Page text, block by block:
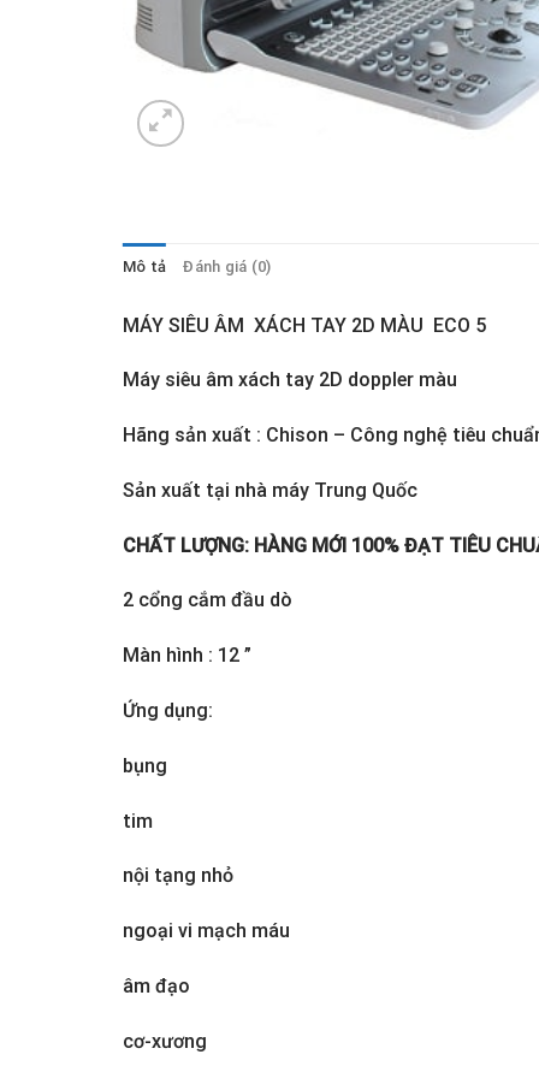
Mô tả Đánh giá (0)
MÁY SIÊU ÂM XÁCH TAY 2D MÀU ECO 5
Máy siêu âm xách tay 2D doppler màu
Hãng sản xuất : Chison – Công nghệ tiêu
Sản xuất tại nhà máy Trung Quốc
CHẤT LƯỢNG: HÀNG MỚI 100% ĐẠT TIÊU
2 cổng cắm đầu dò
Màn hình : 12 ”
Ứng dụng:
bụng
tim
nội tạng nhỏ
ngoại vi mạch máu
âm đạo
cơ-xương